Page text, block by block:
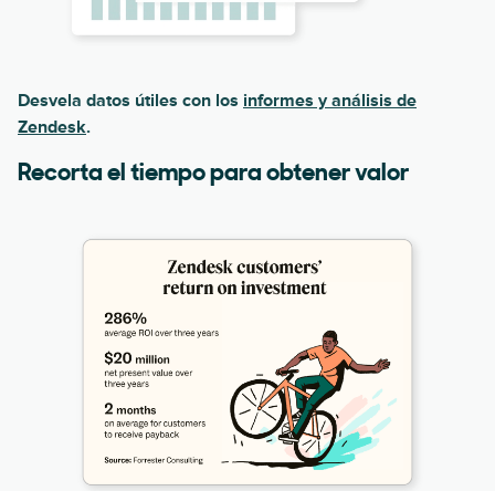
Desvela datos útiles con los informes y análisis de
Zendesk.
Recorta el tiempo para obtener valor